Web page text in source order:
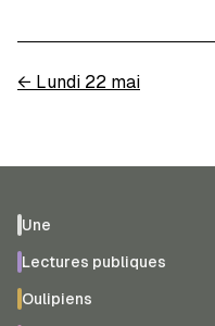
← Lundi 22 mai
Une
Lectures publiques
Oulipiens